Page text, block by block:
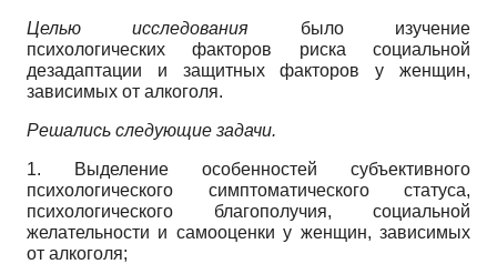
Целью исследования было изучение
психологических факторов риска социальной
дезадаптации и защитных факторов у женщин,
зависимых от алкоголя.
Решались следующие задачи.
1. Выделение особенностей субъективного
психологического симптоматического статуса,
психологического благополучия, социальной
желательности и самооценки у женщин, зависимых
от алкоголя;